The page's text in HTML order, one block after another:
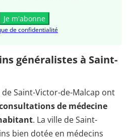
Je m'abonne
de confidentialité
généralistes à Saint-
de Saint-Victor-de-Malcap ont
de médecine
. La ville de Saint-
bien dotée en médecins